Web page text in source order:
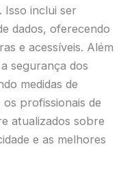
Isso inclui ser
dados, oferecendo
e acessíveis. Além
segurança dos
medidas de
profissionais de
atualizados sobre
e as melhores